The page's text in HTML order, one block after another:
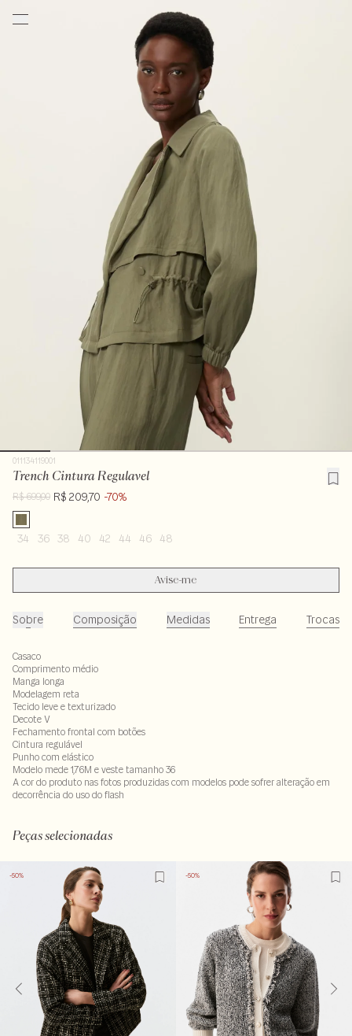
011134119001
Trench Cintura Regulavel
R$ 699,00 R$ 209,70 -70%
34 36 38 40 42 44 46 48
Avise-me
Sobre Composição Medidas Entrega Trocas
Casaco
Comprimento médio
Manga longa
Modelagem reta
Tecido leve e texturizado
Decote V
Fechamento frontal com botões
Cintura regulável
Punho com elástico
Modelo mede 1,76M e veste tamanho 36
A cor do produto nas fotos produzidas com modelos pode sofrer alteração em
decorrência do uso do flash
Peças selecionadas
-50% -50%